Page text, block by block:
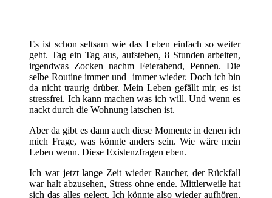
Es ist schon seltsam wie das Leben einfach so weiter
geht. Tag ein Tag aus, aufstehen, 8 Stunden arbeiten,
irgendwas Zocken nachm Feierabend, Pennen. Die
selbe Routine immer und immer wieder. Doch ich bin
da nicht traurig drüber. Mein Leben gefällt mir, es ist
stressfrei. Ich kann machen was ich will. Und wenn es
nackt durch die Wohnung latschen ist.
Aber da gibt es dann auch diese Momente in denen ich
mich Frage, was könnte anders sein. Wie wäre mein
Leben wenn. Diese Existenzfragen eben.
Ich war jetzt lange Zeit wieder Raucher, der Rückfall
war halt abzusehen, Stress ohne ende. Mittlerweile hat
sich das alles gelegt. Ich könnte also wieder aufhören,